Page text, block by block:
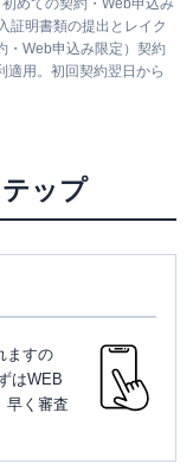
めての契約・Web申込み
証明書類の提出とレイク
・Web申込み限定）契約
適用。初回契約翌日から
ップ
ますの
はWEB
早く審査